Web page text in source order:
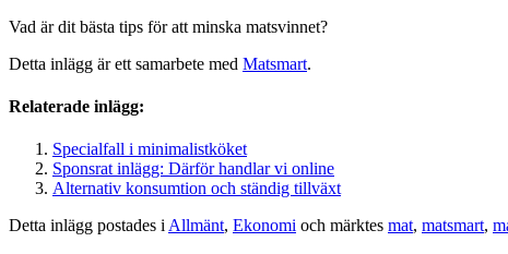
Vad är dit bästa tips för att minska matsvinnet?
Detta inlägg är ett samarbete med Matsmart.
Relaterade inlägg:
Specialfall i minimalistköket
Sponsrat inlägg: Därför handlar vi online
Alternativ konsumtion och ständig tillväxt
Detta inlägg postades i Allmänt, Ekonomi och märktes mat, matsmart,